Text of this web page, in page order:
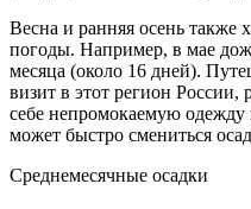
Весна и ранняя осень также
погоды. Например, в мае
месяца (около 16 дней).
визит в этот регион России,
себе непромокаемую одежду
может быстро смениться
Среднемесячные осадки